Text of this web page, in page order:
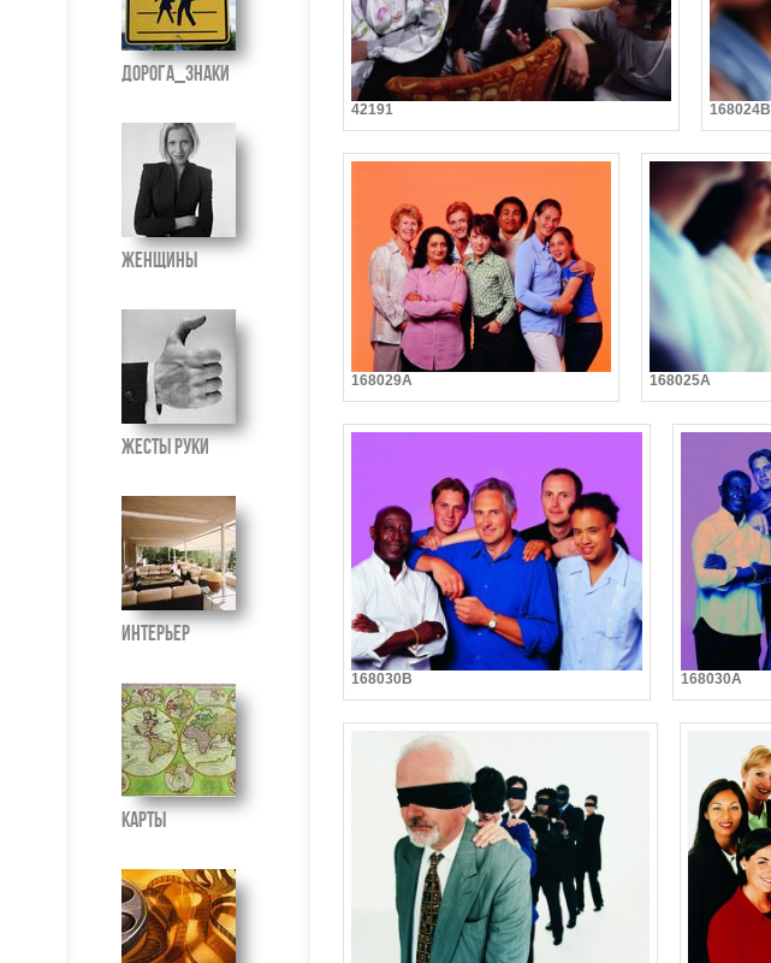
Дорога_Знаки
Женщины
Жесты руки
Интерьер
Карты
42191 168024B
168029A 168025A
168030B 168030A